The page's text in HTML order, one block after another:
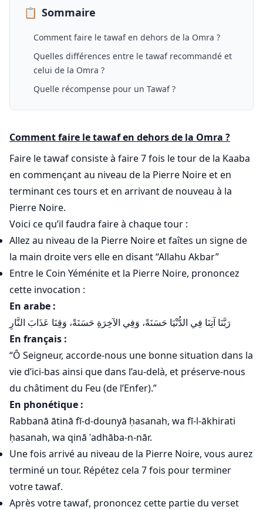
📋 Sommaire
Comment faire le tawaf en dehors de la Omra ?
Quelles différences entre le tawaf recommandé et
celui de la Omra ?
Quelle récompense pour un Tawaf ?
Comment faire le tawaf en dehors de la Omra ?
Faire le tawaf consiste à faire 7 fois le tour de la Kaaba
en commençant au niveau de la Pierre Noire et en
terminant ces tours et en arrivant de nouveau à la
Pierre Noire.
Voici ce qu’il faudra faire à chaque tour :
Allez au niveau de la Pierre Noire et faîtes un signe de
la main droite vers elle en disant “Allahu Akbar”
Entre le Coin Yéménite et la Pierre Noire, prononcez
cette invocation :
En arabe :
رَبَّنَا آتِنَا فِي الدُّنْيَا حَسَنَةً، وَفِي الآخِرَةِ حَسَنَةً، وَقِنَا عَذَابَ النَّارِ
En français :
“Ô Seigneur, accorde-nous une bonne situation dans la
vie d’ici-bas ainsi que dans l’au-delà, et préserve-nous
du châtiment du Feu (de l’Enfer).”
En phonétique :
Rabbanā ātinā fī-d-dounyā ḥasanah, wa fī-l-ākhirati
ḥasanah, wa qinā ʿadhāba-n-nār.
Une fois arrivé au niveau de la Pierre Noire, vous aurez
terminé un tour. Répétez cela 7 fois pour terminer
votre tawaf.
Après votre tawaf, prononcez cette partie du verset